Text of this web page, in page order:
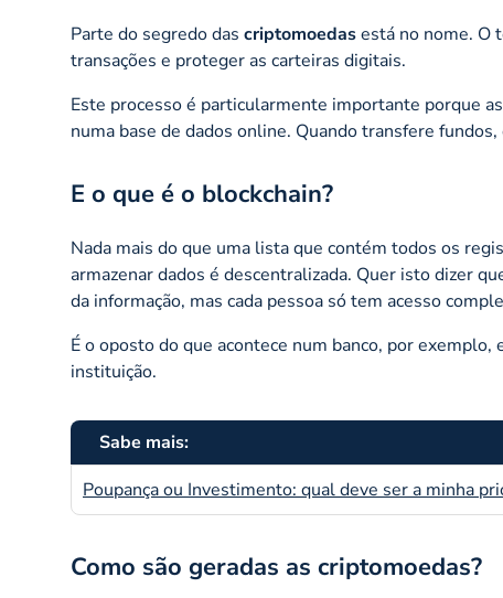
Parte do segredo das criptomoedasestá no nome. O
transações e proteger as carteiras digitais.
Este processo é particularmente importante porque
numa base de dados online. Quando transfere
E o que é o blockchain?
Nada mais do que uma lista que contém todos os
armazenar dados é descentralizada. Quer isto dizer
da informação, mas cada pessoa só tem acesso
É o oposto do que acontece num banco, por
instituição.
Sabe mais:
Poupança ou Investimento: qual deve ser a minha
Como são geradas as criptomoedas?